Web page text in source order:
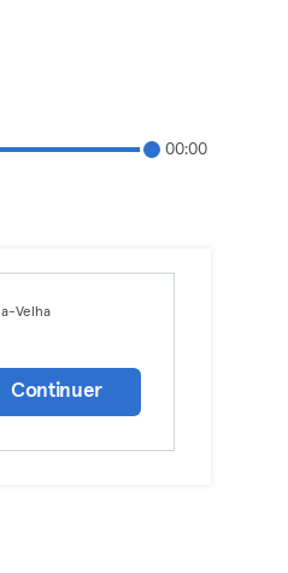
00:00
Velha
Continuer